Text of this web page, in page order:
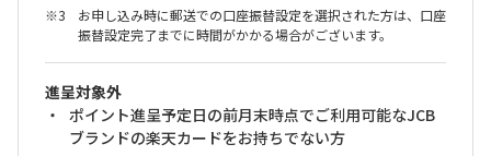
お申し込み時に郵送での口座振替設定を選択された方は、口座
振替設定完了までに時間がかかる場合がございます。
進呈対象外
ポイント進呈予定日の前月末時点でご利用可能なJCB
ブランドの楽天カードをお持ちでない方